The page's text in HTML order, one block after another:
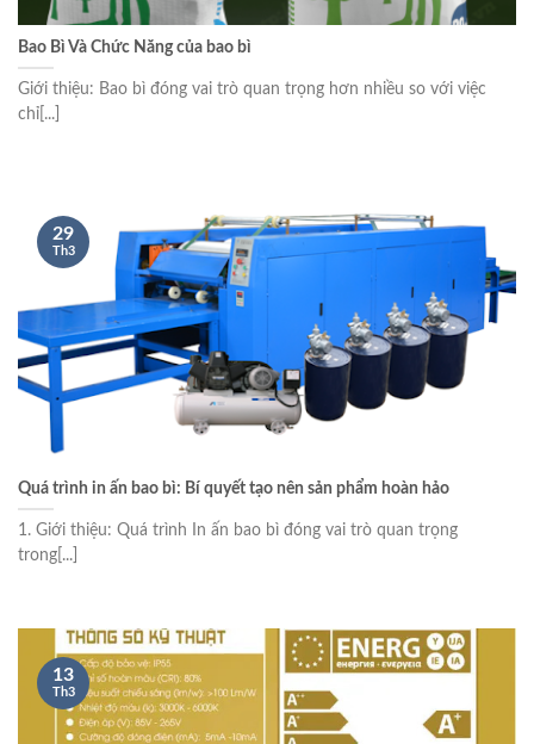
Bao Bì Và Chức Năng của bao bì
Giới thiệu: Bao bì đóng vai trò quan trọng hơn nhiều so với việc
chỉ[...]
Quá trình in ấn bao bì: Bí quyết tạo nên sản phẩm hoàn hảo
1. Giới thiệu: Quá trình In ấn bao bì đóng vai trò quan trọng
trong[...]
29
Th3
13
Th3